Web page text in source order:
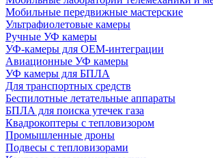
Мобильные передвижные мастерские
Ультрафиолетовые камеры
Ручные УФ камеры
УФ-камеры для OEM-интеграции
Авиационные УФ камеры
УФ камеры для БПЛА
Для транспортных средств
Беспилотные летательные аппараты
БПЛА для поиска утечек газа
Квадрокоптеры с тепловизором
Промышленные дроны
Подвесы с тепловизорами